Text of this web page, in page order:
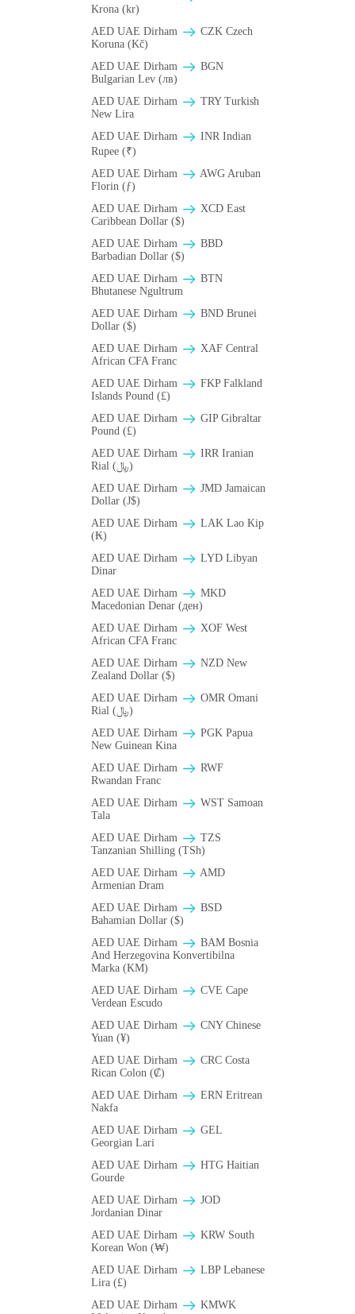
Krona (kr)
AED UAE Dirham
CZK Czech
Koruna (Kč)
AED UAE Dirham
BGN
Bulgarian Lev (лв)
AED UAE Dirham
TRY Turkish
New Lira
AED UAE Dirham
INR Indian
Rupee (₹)
AED UAE Dirham
AWG Aruban
Florin (ƒ)
AED UAE Dirham
XCD East
Caribbean Dollar ($)
AED UAE Dirham
BBD
Barbadian Dollar ($)
AED UAE Dirham
BTN
Bhutanese Ngultrum
AED UAE Dirham
BND Brunei
Dollar ($)
AED UAE Dirham
XAF Central
African CFA Franc
AED UAE Dirham
FKP Falkland
Islands Pound (£)
AED UAE Dirham
GIP Gibraltar
Pound (£)
AED UAE Dirham
IRR Iranian
Rial (﷼)
AED UAE Dirham
JMD Jamaican
Dollar (J$)
AED UAE Dirham
LAK Lao Kip
(₭)
AED UAE Dirham
LYD Libyan
Dinar
AED UAE Dirham
MKD
Macedonian Denar (ден)
AED UAE Dirham
XOF West
African CFA Franc
AED UAE Dirham
NZD New
Zealand Dollar ($)
AED UAE Dirham
OMR Omani
Rial (﷼)
AED UAE Dirham
PGK Papua
New Guinean Kina
AED UAE Dirham
RWF
Rwandan Franc
AED UAE Dirham
WST Samoan
Tala
AED UAE Dirham
TZS
Tanzanian Shilling (TSh)
AED UAE Dirham
AMD
Armenian Dram
AED UAE Dirham
BSD
Bahamian Dollar ($)
AED UAE Dirham
BAM Bosnia
And Herzegovina Konvertibilna
Marka (KM)
AED UAE Dirham
CVE Cape
Verdean Escudo
AED UAE Dirham
CNY Chinese
Yuan (¥)
AED UAE Dirham
CRC Costa
Rican Colon (₡)
AED UAE Dirham
ERN Eritrean
Nakfa
AED UAE Dirham
GEL
Georgian Lari
AED UAE Dirham
HTG Haitian
Gourde
AED UAE Dirham
JOD
Jordanian Dinar
AED UAE Dirham
KRW South
Korean Won (₩)
AED UAE Dirham
LBP Lebanese
Lira (£)
AED UAE Dirham
ΚMWK